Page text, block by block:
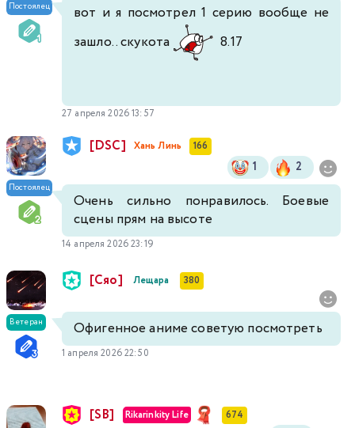
Постоялец
вот и я посмотрел 1 серию вообще не
зашло.. скукота
8.17
27 апреля 2026 13:57
Постоялец
[DSC] Хань Линь 166
1 2
Очень сильно понравилось. Боевые
сцены прям на высоте
14 апреля 2026 23:19
Ветеран
[Сяо] Лещара 380
Офигенное аниме советую посмотреть
1 апреля 2026 22:50
[SB] Rikarinkity Life 674